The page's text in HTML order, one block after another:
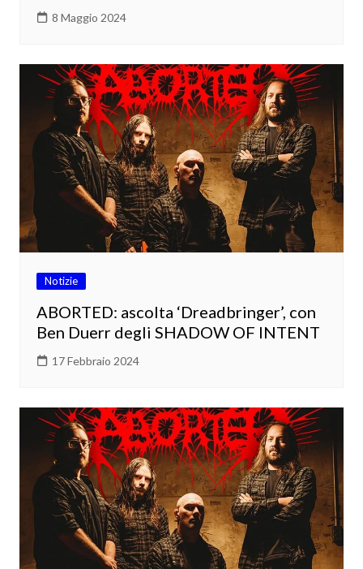
8 Maggio 2024
Notizie
ABORTED: ascolta ‘Dreadbringer’, con
Ben Duerr degli SHADOW OF INTENT
17 Febbraio 2024